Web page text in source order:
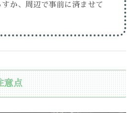
か、周辺で事前に済ませて
意点